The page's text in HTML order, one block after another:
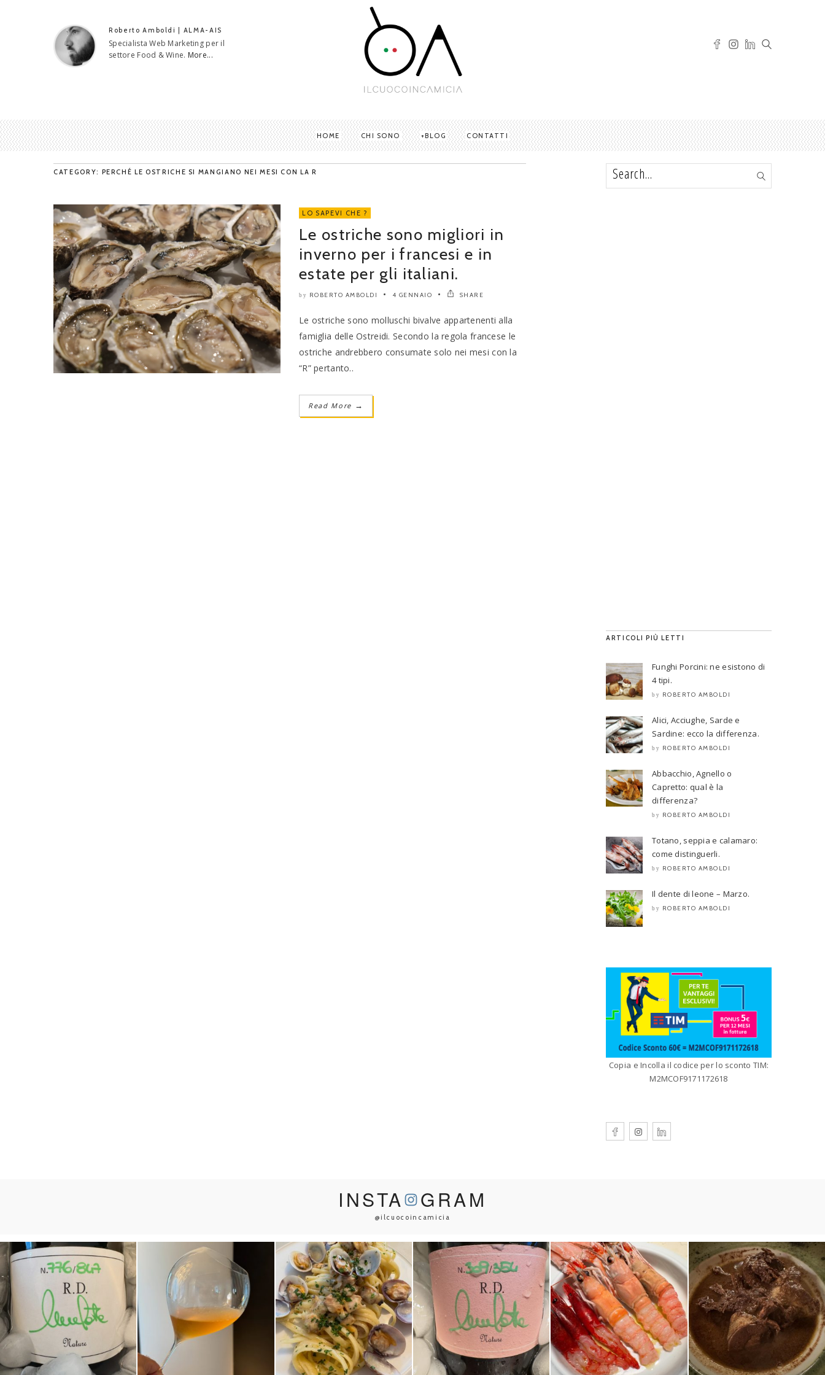
Roberto Amboldi | ALMA-AIS
Specialista Web Marketing per il
settore Food & Wine. More...
HOME CHI SONO BLOG CONTATTI
CATEGORY: PERCHÉ LE OSTRICHE SI MANGIANO NEI MESI CON LA R
LO SAPEVI CHE ?
Le ostriche sono migliori in
inverno per i francesi e in
estate per gli italiani.
by ROBERTO AMBOLDI 4 GENNAIO SHARE
Le ostriche sono molluschi bivalve appartenenti alla
famiglia delle Ostreidi. Secondo la regola francese le
ostriche andrebbero consumate solo nei mesi con la
“R” pertanto..
Read More →
ARTICOLI PIÙ LETTI
Funghi Porcini: ne esistono di
4 tipi.
by ROBERTO AMBOLDI
Alici, Acciughe, Sarde e
Sardine: ecco la differenza.
by ROBERTO AMBOLDI
Abbacchio, Agnello o
Capretto: qual è la
differenza?
by ROBERTO AMBOLDI
Totano, seppia e calamaro:
come distinguerli.
by ROBERTO AMBOLDI
Il dente di leone – Marzo.
by ROBERTO AMBOLDI
Copia e Incolla il codice per lo sconto TIM:
M2MCOF9171172618
INSTA GRAM
@ilcuocoincamicia